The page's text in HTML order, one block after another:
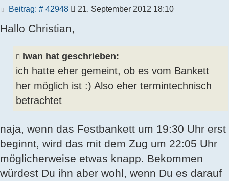
Beitrag: # 42948Beitrag
21. September 2012 18:10
Hallo Christian,
Iwan hat geschrieben:
ich hatte eher gemeint, ob es vom Bankett
her möglich ist :) Also eher termintechnisch
betrachtet
naja, wenn das Festbankett um 19:30 Uhr erst
beginnt, wird das mit dem Zug um 22:05 Uhr
möglicherweise etwas knapp. Bekommen
würdest Du ihn aber wohl, wenn Du es darauf